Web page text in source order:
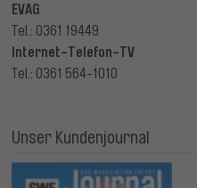
EVAG
Tel.: 0361 19449
Internet-Telefon-TV
Tel.: 0361 564-1010
Unser Kundenjournal